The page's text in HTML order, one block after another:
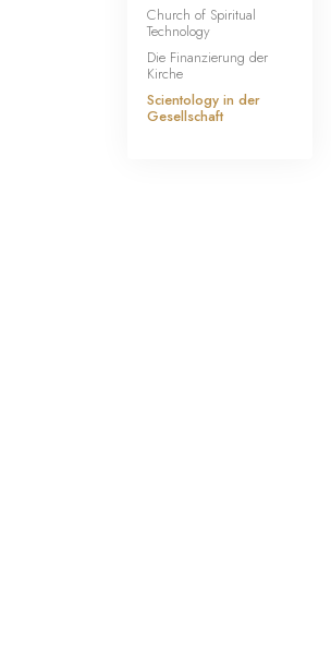
Church of Spiritual
Technology
Die Finanzierung der
Kirche
Scientology in der
Gesellschaft